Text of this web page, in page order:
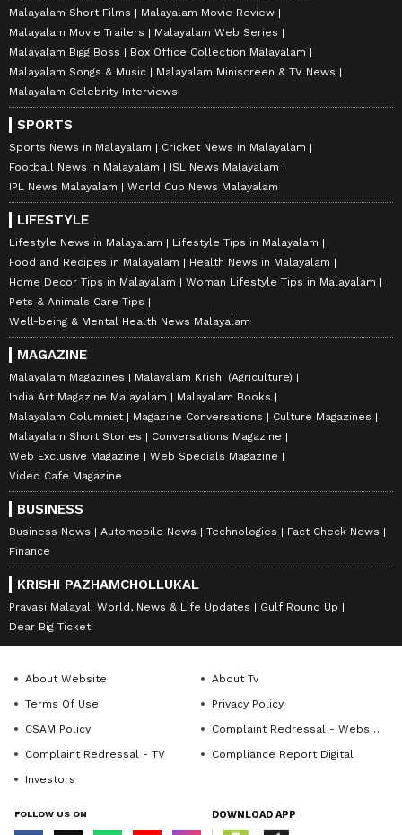
Malayalam Short Films
Malayalam Movie Review
Malayalam Movie Trailers
Malayalam Web Series
Malayalam Bigg Boss
Box Office Collection Malayalam
Malayalam Songs & Music
Malayalam Miniscreen & TV News
Malayalam Celebrity Interviews
SPORTS
Sports News in Malayalam
Cricket News in Malayalam
Football News in Malayalam
ISL News Malayalam
IPL News Malayalam
World Cup News Malayalam
LIFESTYLE
Lifestyle News in Malayalam
Lifestyle Tips in Malayalam
Food and Recipes in Malayalam
Health News in Malayalam
Home Decor Tips in Malayalam
Woman Lifestyle Tips in Malayalam
Pets & Animals Care Tips
Well-being & Mental Health News Malayalam
MAGAZINE
Malayalam Magazines
Malayalam Krishi (Agriculture)
India Art Magazine Malayalam
Malayalam Books
Malayalam Columnist
Magazine Conversations
Culture Magazines
Malayalam Short Stories
Conversations Magazine
Web Exclusive Magazine
Web Specials Magazine
Video Cafe Magazine
BUSINESS
Business News Automobile News Technologies
Fact Check News
Finance
KRISHI PAZHAMCHOLLUKAL
Pravasi Malayali World, News & Life Updates
Gulf Round Up
Dear Big Ticket
About Website
About Tv
Terms Of Use
Privacy Policy
CSAM Policy
Complaint Redressal - Website
Complaint Redressal - TV
Compliance Report Digital
Investors
FOLLOW US ON DOWNLOAD APP